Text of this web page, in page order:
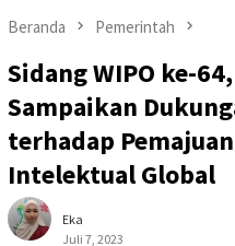
Beranda Pemerintah
Sidang WIPO ke-
Sampaikan
terhadap
Intelektual Global
Eka
Juli 7, 2023